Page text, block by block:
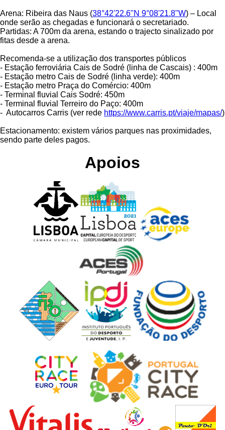
Arena: Ribeira das Naus (38°42'22.6"N 9°08'21.8"W) – Local
onde serão as chegadas e funcionará o secretariado.
Partidas: A 700m da arena, estando o trajecto sinalizado por
fitas desde a arena.
Recomenda-se a utilização dos transportes públicos
- Estação ferroviária Cais de Sodré (linha de Cascais) : 400m
- Estação metro Cais de Sodré (linha verde): 400m
- Estação metro Praça do Comércio: 400m
- Terminal fluvial Cais Sodré: 450m
- Terminal fluvial Terreiro do Paço: 400m
- Autocarros Carris (ver rede https://www.carris.pt/viaje/mapas/)
Estacionamento: existem vários parques nas proximidades,
sendo parte deles pagos.
Apoios